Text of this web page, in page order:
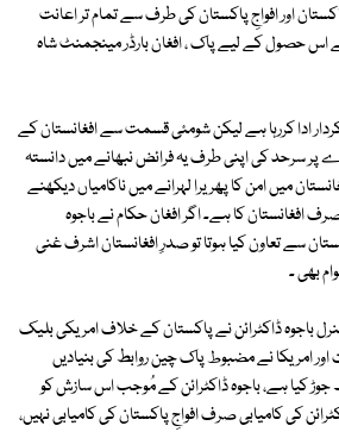
اور افواجِ پاکستان کی طرف سے تمام تر اعانت
اس حصول کے لیے پاک ، افغان بارڈر مینجمنٹ شاہ
کردار ادا کررہا ہے لیکن شومئی قسمت سے افغانستان کے
سرحد کی اپنی طرف یہ فرائض نبھانے میں دانستہ
میں امن کا پھریرا لہرانے میں ناکامیاں دیکھنے
افغانستان کا ہے۔ اگر افغان حکام نے باجوہ
سے تعاون کیا ہوتا تو صدرِ افغانستان اشرف غنی
بھی ۔
باجوہ ڈاکٹرائن نے پاکستان کے خلاف امریکی بلیک
اور امریکا نے مضبوط پاک چین روابط کی بنیادیں
کیا ہے، باجوہ ڈاکٹرائن کے مُوجب اس سازش کو
کی کامیابی صرف افواجِ پاکستان کی کامیابی نہیں،